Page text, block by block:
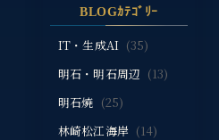
BLOGｶﾃｺﾞﾘｰ
IT・生成AI (35)
明石・明石周辺 (13)
明石焼 (25)
林崎松江海岸 (14)